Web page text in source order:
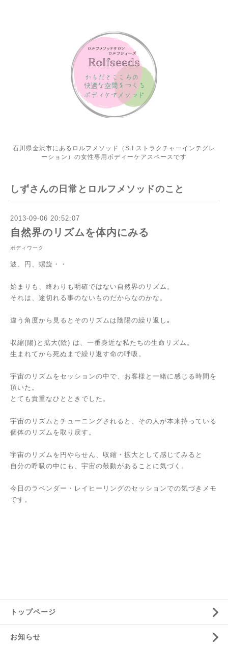
石川県金沢市にあるロルフメソッド（S.I ストラクチャーインテグレ
ーション）の女性専用ボディーケアスペースです
しずさんの日常とロルフメソッドのこと
2013-09-06 20:52:07
自然界のリズムを体内にみる
ボディワーク
波、円、螺旋・・
始まりも、終わりも明確ではない自然界のリズム。
それは、途切れる事のないものだからなのかな。
違う角度から見るとそのリズムは陰陽の繰り返し｡
収縮(陽)と拡大(陰) は、一番身近な私たちの生命リズム。
生まれてから死ぬまで繰り返す命の呼吸。
宇宙のリズムをセッションの中で、お客様と一緒に感じる時間を
頂いた。
とても貴重なひとときでした。
宇宙のリズムとチューニングされると、その人が本来持っている
個体のリズムを取り戻す。
宇宙のリズムを円やらせん、収縮・拡大として感じてみると
自分の呼吸の中にも、宇宙の鼓動があることに気づく。
今日のラベンダー・レイヒーリングのセッションでの気づきメモ
です。
トップページ
お知らせ